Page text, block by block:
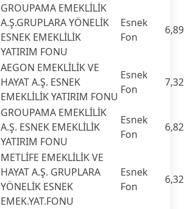
GROUPAMA EMEKLİLİK
A.Ş.GRUPLARA YÖNELİK
ESNEK EMEKLİLİK
YATIRIM FONU
Esnek
Fon
6,89
AEGON EMEKLİLİK VE
HAYAT A.Ş. ESNEK
EMEKLİLİK YATIRIM FONU
Esnek
Fon
7,32
GROUPAMA EMEKLİLİK
A.Ş. ESNEK EMEKLİLİK
YATIRIM FONU
Esnek
Fon
6,82
METLİFE EMEKLİLİK VE
HAYAT A.Ş. GRUPLARA
YÖNELİK ESNEK
EMEK.YAT.FONU
Esnek
Fon
6,32